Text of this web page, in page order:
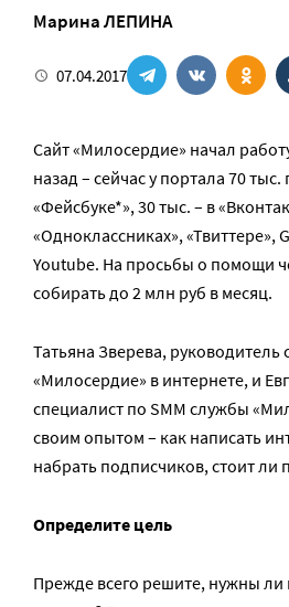
Марина ЛЕПИНА
07.04.2017
Сайт «Милосердие» начал
назад – сейчас у портала 70
«Фейсбуке*», 30 тыс. – в
«Одноклассниках», «Твиттере»,
Youtube. На просьбы о помощи
собирать до 2 млн руб в месяц.
Татьяна Зверева, руководитель
«Милосердие» в интернете, и
специалист по SMM службы
своим опытом – как написать
набрать подписчиков, стоит ли
Определите цель
Прежде всего решите, нужны ли